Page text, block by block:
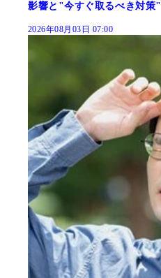
影響と"今すぐ取るべき対策"
2026年08月03日 07:00